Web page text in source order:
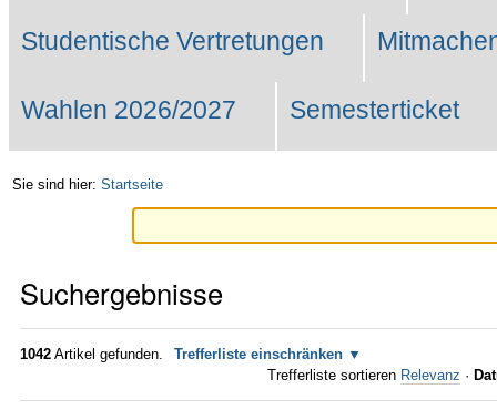
Studentische Vertretungen
Wahlen 2026/2027 Semesterticket
Sie sind hier: Startseite
Suchergebnisse
1042 Artikel gefunden.
Trefferliste einschränken
Trefferliste sortieren Relevanz ·